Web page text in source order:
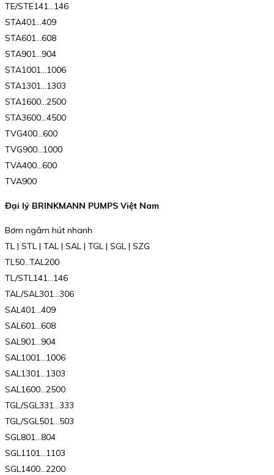
TE/STE141…146
STA401…409
STA601…608
STA901…904
STA1001…1006
STA1301…1303
STA1600…2500
STA3600…4500
TVG400…600
TVG900…1000
TVA400…600
TVA900
Đại lý BRINKMANN PUMPS Việt Nam
Bơm ngâm hút nhanh
TL | STL | TAL | SAL | TGL | SGL | SZG
TL50…TAL200
TL/STL141…146
TAL/SAL301…306
SAL401…409
SAL601…608
SAL901…904
SAL1001…1006
SAL1301…1303
SAL1600…2500
TGL/SGL331…333
TGL/SGL501…503
SGL801…804
SGL1101…1103
SGL1400…2200